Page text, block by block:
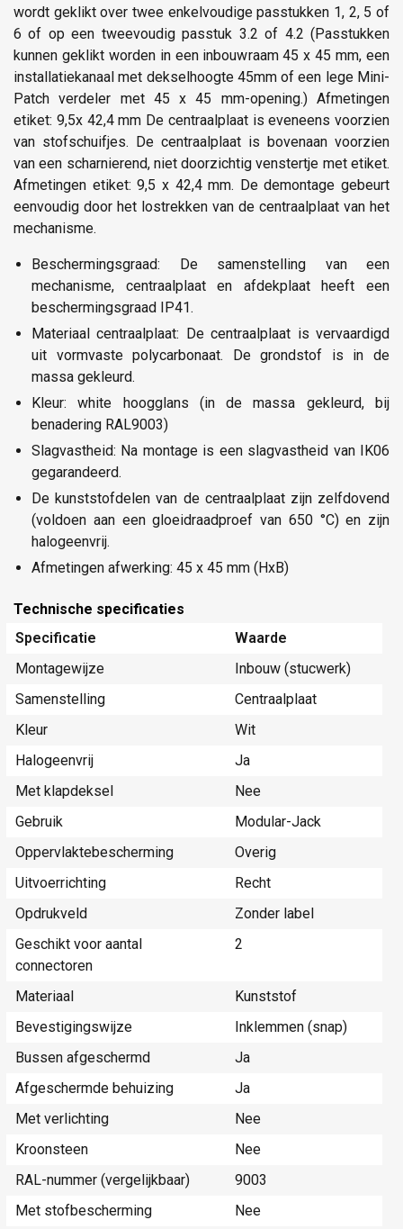
wordt geklikt over twee enkelvoudige passtukken 1, 2, 5 of
6 of op een tweevoudig passtuk 3.2 of 4.2 (Passtukken
kunnen geklikt worden in een inbouwraam 45 x 45 mm, een
installatiekanaal met dekselhoogte 45mm of een lege Mini-
Patch verdeler met 45 x 45 mm-opening.) Afmetingen
etiket: 9,5x 42,4 mm De centraalplaat is eveneens voorzien
van stofschuifjes. De centraalplaat is bovenaan voorzien
van een scharnierend, niet doorzichtig venstertje met etiket.
Afmetingen etiket: 9,5 x 42,4 mm. De demontage gebeurt
eenvoudig door het lostrekken van de centraalplaat van het
mechanisme.
Beschermingsgraad: De samenstelling van een
mechanisme, centraalplaat en afdekplaat heeft een
beschermingsgraad IP41.
Materiaal centraalplaat: De centraalplaat is vervaardigd
uit vormvaste polycarbonaat. De grondstof is in de
massa gekleurd.
Kleur: white hoogglans (in de massa gekleurd, bij
benadering RAL9003)
Slagvastheid: Na montage is een slagvastheid van IK06
gegarandeerd.
De kunststofdelen van de centraalplaat zijn zelfdovend
(voldoen aan een gloeidraadproef van 650 °C) en zijn
halogeenvrij.
Afmetingen afwerking: 45 x 45 mm (HxB)
Technische specificaties
Specificatie
Waarde
Montagewijze
Inbouw (stucwerk)
Samenstelling
Centraalplaat
Kleur
Wit
Halogeenvrij
Ja
Met klapdeksel
Nee
Gebruik
Modular-Jack
Oppervlaktebescherming
Overig
Uitvoerrichting
Recht
Opdrukveld
Zonder label
Geschikt voor aantal
connectoren
2
Materiaal
Kunststof
Bevestigingswijze
Inklemmen (snap)
Bussen afgeschermd
Ja
Afgeschermde behuizing
Ja
Met verlichting
Nee
Kroonsteen
Nee
RAL-nummer (vergelijkbaar)
9003
Met stofbescherming
Nee